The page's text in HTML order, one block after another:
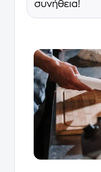
συνήθεια!